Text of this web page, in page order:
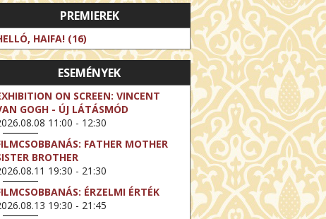
PREMIEREK
HAIFA! (16)
ESEMÉNYEK
ON SCREEN: VINCENT
GOGH - ÚJ LÁTÁSMÓD
11:00 - 12:30
FATHER MOTHER
BROTHER
19:30 - 21:30
ÉRZELMI ÉRTÉK
19:30 - 21:45